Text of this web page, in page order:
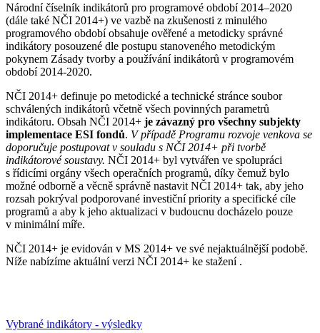
Národní číselník indikátorů pro programové období 2014–2020
(dále také NČI 2014+) ve vazbě na zkušenosti z minulého
programového období obsahuje ověřené a metodicky správné
indikátory posouzené dle postupu stanoveného metodickým
pokynem Zásady tvorby a používání indikátorů v programovém
období 2014-2020.
NČI 2014+ definuje po metodické a technické stránce soubor
schválených indikátorů včetně všech povinných parametrů
indikátoru. Obsah NČI 2014+ je závazný pro všechny subjekty
implementace ESI fondů. V případě Programu rozvoje venkova se
doporučuje postupovat v souladu s NČI 2014+ při tvorbě
indikátorové soustavy. NČI 2014+ byl vytvářen ve spolupráci
s řídicími orgány všech operačních programů, díky čemuž bylo
možné odborně a věcně správně nastavit NČI 2014+ tak, aby jeho
rozsah pokrýval podporované investiční priority a specifické cíle
programů a aby k jeho aktualizaci v budoucnu docházelo pouze
v minimální míře.
NČI 2014+ je evidován v MS 2014+ ve své nejaktuálnější podobě.
Níže nabízíme aktuální verzi NČI 2014+ ke stažení .
Vybrané indikátory - výsledky